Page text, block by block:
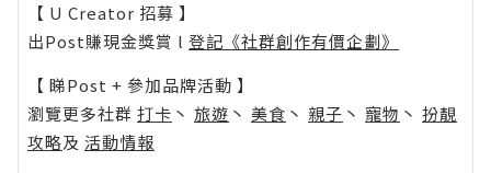
【 U Creator 招募 】
出Post賺現金獎賞 l 登記《社群創作有價企劃》
【 睇Post + 參加品牌活動 】
瀏覽更多社群 打卡 丶 旅遊 丶 美食 丶 親子 丶 寵物 丶 扮靚
攻略及 活動情報